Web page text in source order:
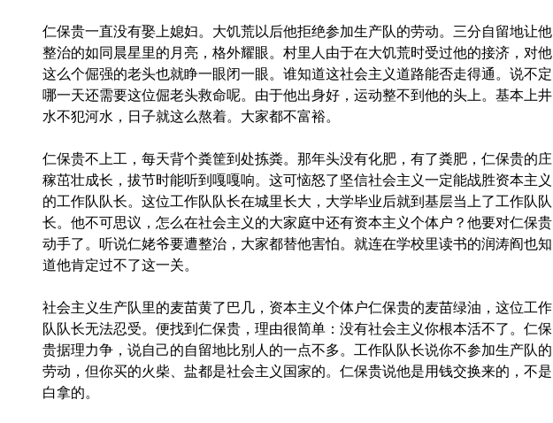
仁保贵一直没有娶上媳妇。大饥荒以后他拒绝参加生产队的劳动。三分自留地让他
整治的如同晨星里的月亮，格外耀眼。村里人由于在大饥荒时受过他的接济，对他
这么个倔强的老头也就睁一眼闭一眼。谁知道这社会主义道路能否走得通。说不定
哪一天还需要这位倔老头救命呢。由于他出身好，运动整不到他的头上。基本上井
水不犯河水，日子就这么熬着。大家都不富裕。
仁保贵不上工，每天背个粪筐到处拣粪。那年头没有化肥，有了粪肥，仁保贵的庄
稼茁壮成长，拔节时能听到嘎嘎响。这可恼怒了坚信社会主义一定能战胜资本主义
的工作队队长。这位工作队队长在城里长大，大学毕业后就到基层当上了工作队队
长。他不可思议，怎么在社会主义的大家庭中还有资本主义个体户？他要对仁保贵
动手了。听说仁姥爷要遭整治，大家都替他害怕。就连在学校里读书的润涛阎也知
道他肯定过不了这一关。
社会主义生产队里的麦苗黄了巴几，资本主义个体户仁保贵的麦苗绿油，这位工作
队队长无法忍受。便找到仁保贵，理由很简单：没有社会主义你根本活不了。仁保
贵据理力争，说自己的自留地比别人的一点不多。工作队队长说你不参加生产队的
劳动，但你买的火柴、盐都是社会主义国家的。仁保贵说他是用钱交换来的，不是
白拿的。